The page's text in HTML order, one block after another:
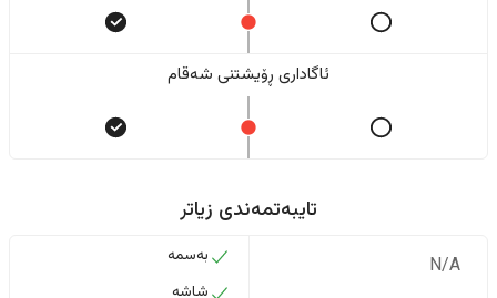
ئاگاداری ڕۆیشتنی شەقام
تایبەتمەندی زیاتر
N/A
بەسمە
شاشە